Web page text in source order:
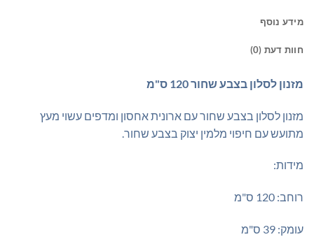
מידע נוסף
חוות דעת (0)
מזנון לסלון בצבע שחור 120 ס"מ
מזנון לסלון בצבע שחור עם ארונית אחסון ומדפים עשוי מעץ
מתועש עם חיפוי מלמין יצוק בצבע שחור.
מידות:
רוחב: 120 ס"מ
עומק: 39 ס"מ